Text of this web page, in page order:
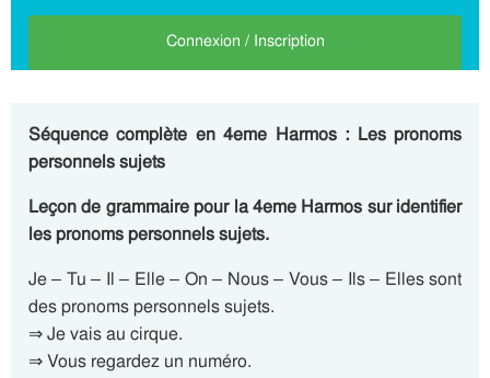
Connexion / Inscription
Séquence complète en 4eme Harmos : Les pronoms
personnels sujets
Leçon de grammaire pour la 4eme Harmos sur identifier
les pronoms personnels sujets.
Je – Tu – Il – Elle – On – Nous – Vous – Ils – Elles sont
des pronoms personnels sujets.
⇒ Je vais au cirque.
⇒ Vous regardez un numéro.